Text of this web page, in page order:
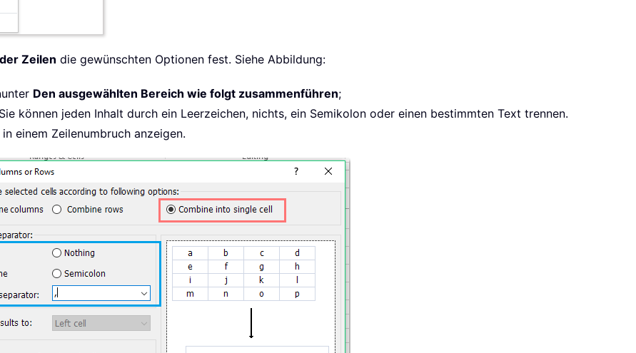
Zeilen die gewünschten Optionen fest. Siehe Abbildung:
unter Den ausgewählten Bereich wie folgt zusammenführen;
können jeden Inhalt durch ein Leerzeichen, nichts, ein Semikolon oder einen bestimmten Text trennen.
einem Zeilenumbruch anzeigen.